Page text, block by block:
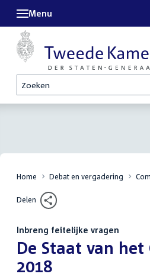
Zoeken
Menu
Home Debat en vergadering
Delen
Inbreng feitelijke vragen
:De Staat van het
2018